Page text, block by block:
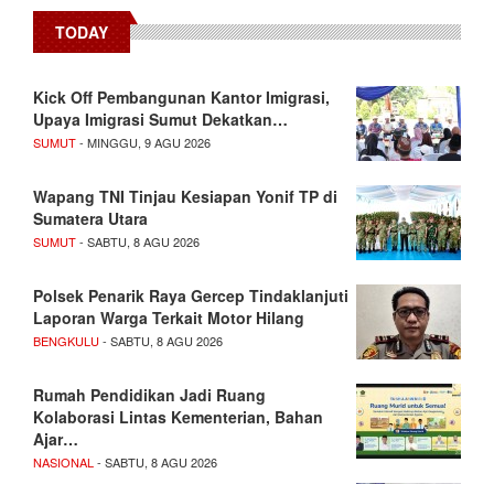
TODAY
Kick Off Pembangunan Kantor Imigrasi,
Upaya Imigrasi Sumut Dekatkan…
SUMUT- MINGGU, 9 AGU 2026
Wapang TNI Tinjau Kesiapan Yonif TP di
Sumatera Utara
SUMUT- SABTU, 8 AGU 2026
Polsek Penarik Raya Gercep Tindaklanjuti
Laporan Warga Terkait Motor Hilang
BENGKULU - SABTU, 8 AGU 2026
Rumah Pendidikan Jadi Ruang
Kolaborasi Lintas Kementerian, Bahan
Ajar…
NASIONAL- SABTU, 8 AGU 2026